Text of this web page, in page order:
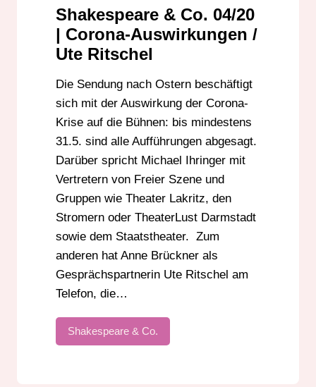
Shakespeare & Co. 04/20
| Corona-Auswirkungen /
Ute Ritschel
Die Sendung nach Ostern beschäftigt
sich mit der Auswirkung der Corona-
Krise auf die Bühnen: bis mindestens
31.5. sind alle Aufführungen abgesagt.
Darüber spricht Michael Ihringer mit
Vertretern von Freier Szene und
Gruppen wie Theater Lakritz, den
Stromern oder TheaterLust Darmstadt
sowie dem Staatstheater. Zum
anderen hat Anne Brückner als
Gesprächspartnerin Ute Ritschel am
Telefon, die…
Shakespeare & Co.